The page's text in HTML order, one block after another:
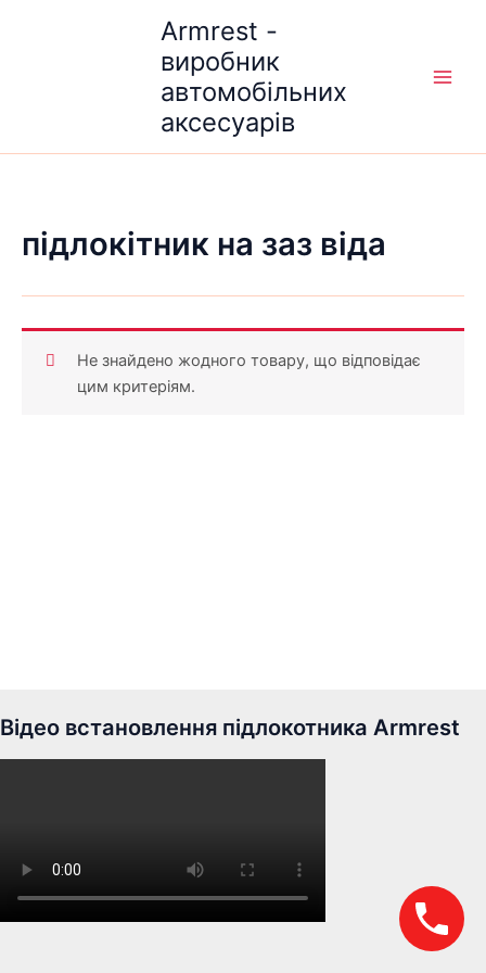
Armrest -
виробник
автомобільних
аксесуарів
підлокітник на заз віда
Не знайдено жодного товару, що відповідає
цим критеріям.
Відео встановлення підлокотника Armrest